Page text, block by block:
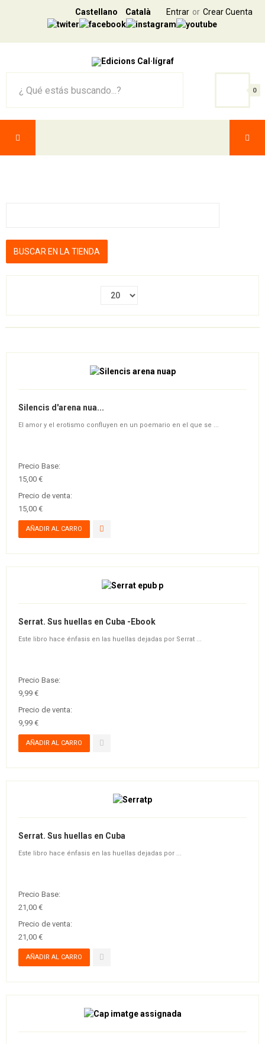
Entrar Crear Cuenta
Castellano Català
0
Silencis d'arena nua...
El amor y el erotismo confluyen en un poemario en el que se ...
Precio Base:
15,00 €
Precio de venta:
15,00 €
Serrat. Sus huellas en Cuba -Ebook
Este libro hace énfasis en las huellas dejadas por Serrat ...
Precio Base:
9,99 €
Precio de venta:
9,99 €
Serrat. Sus huellas en Cuba
Este libro hace énfasis en las huellas dejadas por ...
Precio Base:
21,00 €
Precio de venta:
21,00 €